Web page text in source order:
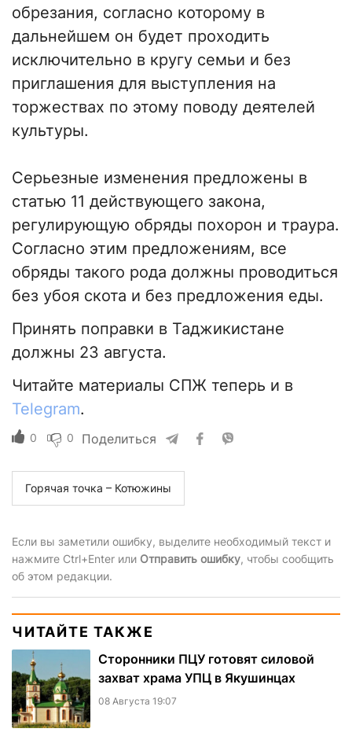
обрезания, согласно которому в
дальнейшем он будет проходить
исключительно в кругу семьи и без
приглашения для выступления на
торжествах по этому поводу деятелей
культуры.
Серьезные изменения предложены в
статью 11 действующего закона,
регулирующую обряды похорон и траура.
Согласно этим предложениям, все
обряды такого рода должны проводиться
без убоя скота и без предложения еды.
Принять поправки в Таджикистане
должны 23 августа.
Читайте материалы СПЖ теперь и в
Telegram.
0 0 Поделиться
Горячая точка – Котюжины
Если вы заметили ошибку, выделите необходимый текст и
нажмите Ctrl+Enter или Отправить ошибку, чтобы сообщить
об этом редакции.
ЧИТАЙТЕ ТАКЖЕ
Сторонники ПЦУ готовят силовой
захват храма УПЦ в Якушинцах
08 Августа 19:07